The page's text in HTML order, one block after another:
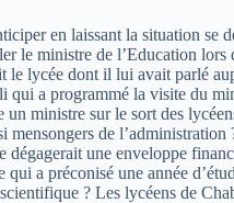
en laissant la situation se
le ministre de l’Education
lycée dont il lui avait parlé
a programmé la visite du
ministre sur le sort des
de
une enveloppe
a préconisé une année
? Les lycéens de